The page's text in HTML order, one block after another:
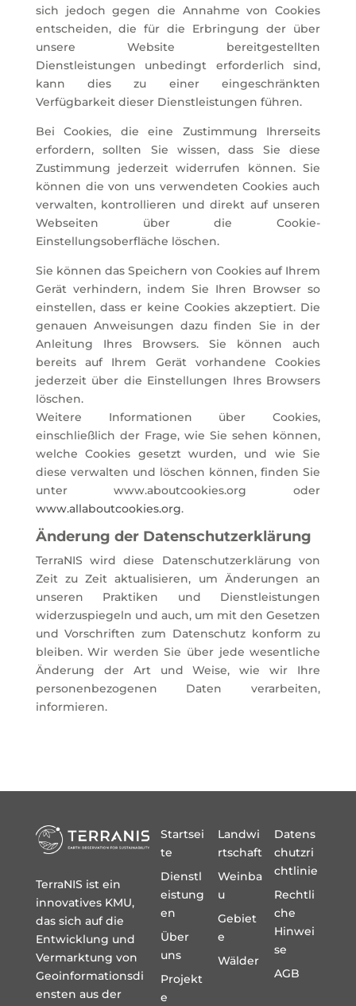
sich jedoch gegen die Annahme von Cookies
entscheiden, die für die Erbringung der über
unsere Website bereitgestellten
Dienstleistungen unbedingt erforderlich sind,
kann dies zu einer eingeschränkten
Verfügbarkeit dieser Dienstleistungen führen.
Bei Cookies, die eine Zustimmung Ihrerseits
erfordern, sollten Sie wissen, dass Sie diese
Zustimmung jederzeit widerrufen können. Sie
können die von uns verwendeten Cookies auch
verwalten, kontrollieren und direkt auf unseren
Webseiten über die Cookie-
Einstellungsoberfläche löschen.
Sie können das Speichern von Cookies auf Ihrem
Gerät verhindern, indem Sie Ihren Browser so
einstellen, dass er keine Cookies akzeptiert. Die
genauen Anweisungen dazu finden Sie in der
Anleitung Ihres Browsers. Sie können auch
bereits auf Ihrem Gerät vorhandene Cookies
jederzeit über die Einstellungen Ihres Browsers
löschen.
Weitere Informationen über Cookies,
einschließlich der Frage, wie Sie sehen können,
welche Cookies gesetzt wurden, und wie Sie
diese verwalten und löschen können, finden Sie
unter www.aboutcookies.org oder
www.allaboutcookies.org.
Änderung der Datenschutzerklärung
TerraNIS wird diese Datenschutzerklärung von
Zeit zu Zeit aktualisieren, um Änderungen an
unseren Praktiken und Dienstleistungen
widerzuspiegeln und auch, um mit den Gesetzen
und Vorschriften zum Datenschutz konform zu
bleiben. Wir werden Sie über jede wesentliche
Änderung der Art und Weise, wie wir Ihre
personenbezogenen Daten verarbeiten,
informieren.
TerraNIS ist ein
innovatives KMU,
das sich auf die
Entwicklung und
Vermarktung von
Geoinformationsdi
ensten aus der
Startsei
te
Dienstl
eistung
en
Über
uns
Projekt
e
Landwi
rtschaft
Weinba
u
Gebiet
e
Wälder
Datens
chutzri
chtlinie
Rechtli
che
Hinwei
se
AGB